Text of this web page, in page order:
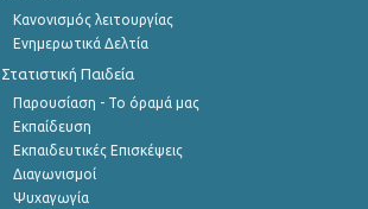
Κανονισμός λειτουργίας
Ενημερωτικά Δελτία
Στατιστική Παιδεία
Παρουσίαση - Το όραμά μας
Εκπαίδευση
Εκπαιδευτικές Επισκέψεις
Διαγωνισμοί
Ψυχαγωγία